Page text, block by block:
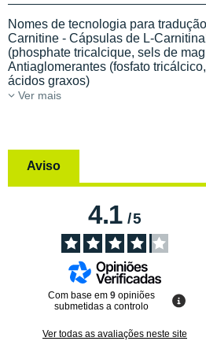
Nomes de tecnologia para
Carnitine - Cápsulas de L-
(phosphate tricalcique, sels de
Antiaglomerantes (fosfato
ácidos graxos)
Ver mais
Aviso
4.1/5
Com base em 9 opiniões
submetidas a controlo
Ver todas as avaliações neste site